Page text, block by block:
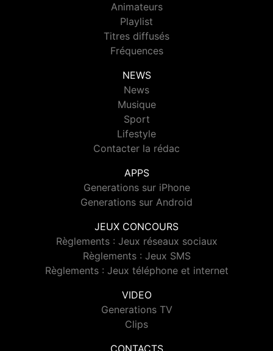
Animateurs
Playlist
Titres diffusés
Fréquences
NEWS
News
Musique
Sport
Lifestyle
Contacter la rédac
APPS
Generations sur iPhone
Generations sur Android
JEUX CONCOURS
Règlements : Jeux réseaux sociaux
Règlements : Jeux SMS
Règlements : Jeux téléphone et internet
VIDEO
Generations TV
Clips